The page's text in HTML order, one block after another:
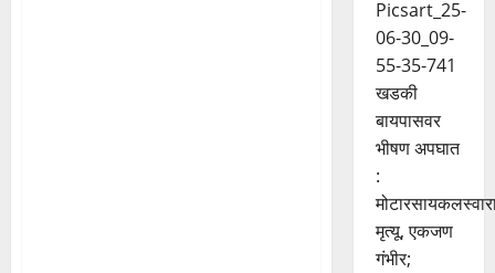
खडकी
बायपासवर
भीषण अपघात
:
मृत्यू, एकजण
गंभीर;